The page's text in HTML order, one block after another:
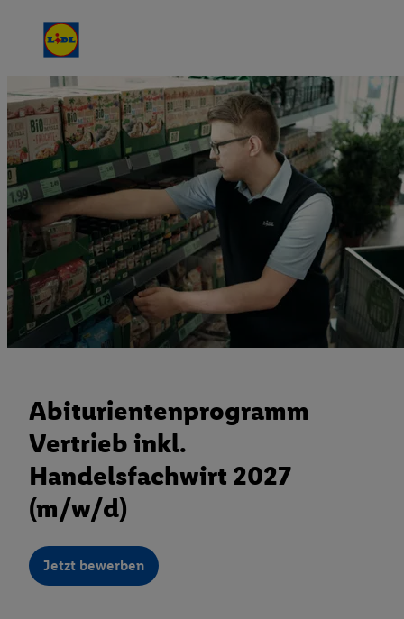
Abiturientenprogramm
Vertrieb inkl.
Handelsfachwirt 2027
(m/w/d)
Jetzt bewerben